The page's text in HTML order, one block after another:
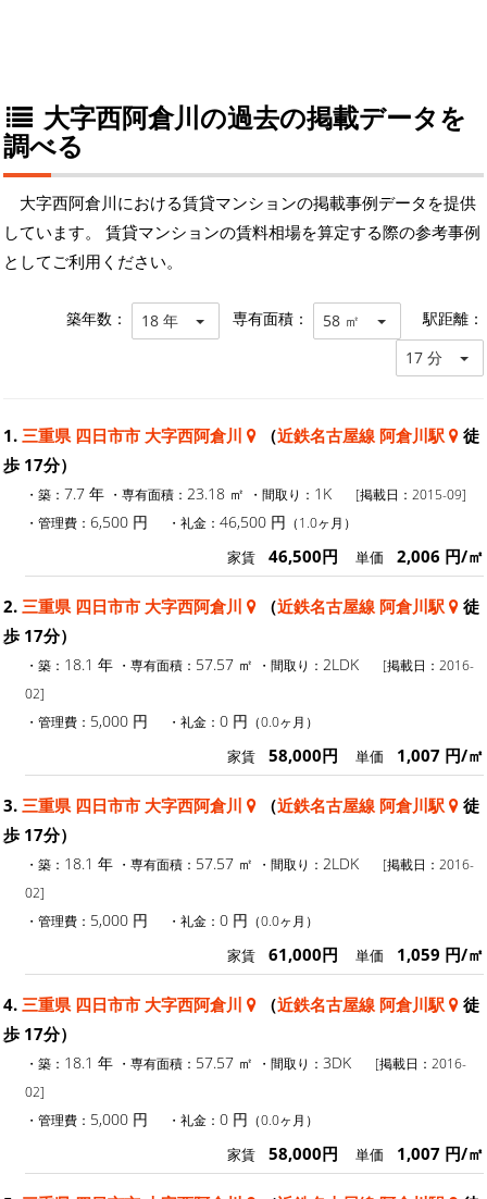
大字西阿倉川の過去の掲載データを
調べる
大字西阿倉川における賃貸マンションの掲載事例データを提供
しています。 賃貸マンションの賃料相場を算定する際の参考事例
としてご利用ください。
築年数： 18 年 専有面積： 58 ㎡ 駅距離：
17 分
1. 三重県 四日市市 大字西阿倉川 （近鉄名古屋線 阿倉川駅
徒
歩 17分）
・築： 7.7 年 ・専有面積： 23.18 ㎡ ・間取り： 1K
[掲載日：2015-09]
・管理費： 6,500 円 ・礼金： 46,500 円 （1.0ヶ月）
家賃 46,500円 単価 2,006 円/㎡
2. 三重県 四日市市 大字西阿倉川 （近鉄名古屋線 阿倉川駅
徒
歩 17分）
・築： 18.1 年 ・専有面積： 57.57 ㎡ ・間取り： 2LDK
[掲載日：2016-
02]
・管理費： 5,000 円 ・礼金： 0 円 （0.0ヶ月）
家賃 58,000円 単価 1,007 円/㎡
3. 三重県 四日市市 大字西阿倉川 （近鉄名古屋線 阿倉川駅
徒
歩 17分）
・築： 18.1 年 ・専有面積： 57.57 ㎡ ・間取り： 2LDK
[掲載日：2016-
02]
・管理費： 5,000 円 ・礼金： 0 円 （0.0ヶ月）
家賃 61,000円 単価 1,059 円/㎡
4. 三重県 四日市市 大字西阿倉川 （近鉄名古屋線 阿倉川駅
徒
歩 17分）
・築： 18.1 年 ・専有面積： 57.57 ㎡ ・間取り： 3DK
[掲載日：2016-
02]
・管理費： 5,000 円 ・礼金： 0 円 （0.0ヶ月）
家賃 58,000円 単価 1,007 円/㎡